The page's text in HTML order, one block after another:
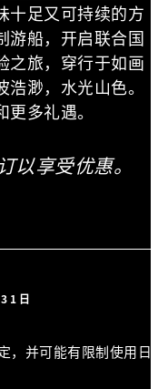
十足又可持续的方
游船，开启联合国
之旅，穿行于如画
渺，水光山色。
多礼遇。
以享受优惠。
日
，并可能有限制使用日